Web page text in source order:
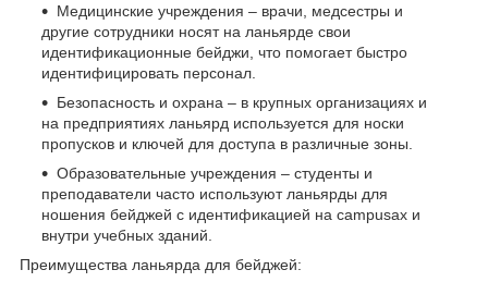
Медицинские учреждения – врачи, медсестры и
другие сотрудники носят на ланьярде свои
идентификационные бейджи, что помогает быстро
идентифицировать персонал.
Безопасность и охрана – в крупных организациях и
на предприятиях ланьярд используется для носки
пропусков и ключей для доступа в различные зоны.
Образовательные учреждения – студенты и
преподаватели часто используют ланьярды для
ношения бейджей с идентификацией на campusах и
внутри учебных зданий.
Преимущества ланьярда для бейджей: